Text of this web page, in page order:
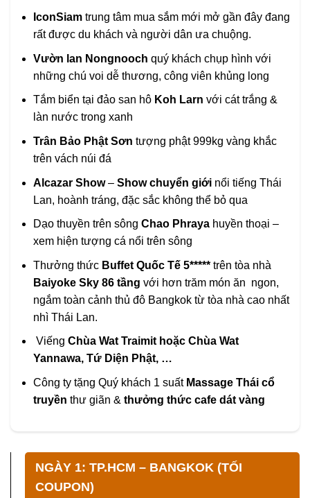
IconSiam trung tâm mua sắm mới mở gần đây đang
rất được du khách và người dân ưa chuộng.
Vườn lan Nongnooch quý khách chụp hình với
những chú voi dễ thương, công viên khủng long
Tắm biển tại đảo san hô Koh Larn với cát trắng &
làn nước trong xanh
Trân Bảo Phật Sơn tượng phật 999kg vàng khắc
trên vách núi đá
Alcazar Show– Show chuyển giới nổi tiếng Thái
Lan, hoành tráng, đặc sắc không thể bỏ qua
Dạo thuyền trên sông Chao Phraya huyền thoại –
xem hiện tượng cá nổi trên sông
Thưởng thức Buffet Quốc Tế 5***** trên tòa nhà
Baiyoke Sky 86 tầng với hơn trăm món ăn ngon,
ngắm toàn cảnh thủ đô Bangkok từ tòa nhà cao nhất
nhì Thái Lan.
Viếng Chùa Wat Traimit hoặc Chùa Wat
Yannawa, Tứ Diện Phật, …
Công ty tặng Quý khách 1 suất Massage Thái cổ
truyền thư giãn & thưởng thức cafe dát vàng
NGÀY 1: TP.HCM – BANGKOK (TỐI
COUPON)